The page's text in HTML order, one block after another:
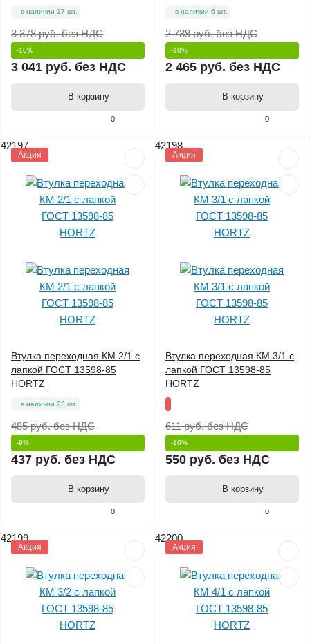
0
в наличии 17 шт.
3 378 руб.без НДС
-10%
3 041 руб. без НДС
В корзину
0
в наличии 6 шт.
2 739 руб.без НДС
-10%
2 465 руб. без НДС
В корзину
42197
Акция
0
Втулка переходная КМ 2/1 с
лапкой ГОСТ 13598-85
HORTZ
в наличии 23 шт.
485 руб.без НДС
-9%
437 руб. без НДС
В корзину
42198
Акция
0
Втулка переходная КМ 3/1 с
лапкой ГОСТ 13598-85
HORTZ
611 руб.без НДС
-10%
550 руб. без НДС
В корзину
42199
Акция
42200
Акция